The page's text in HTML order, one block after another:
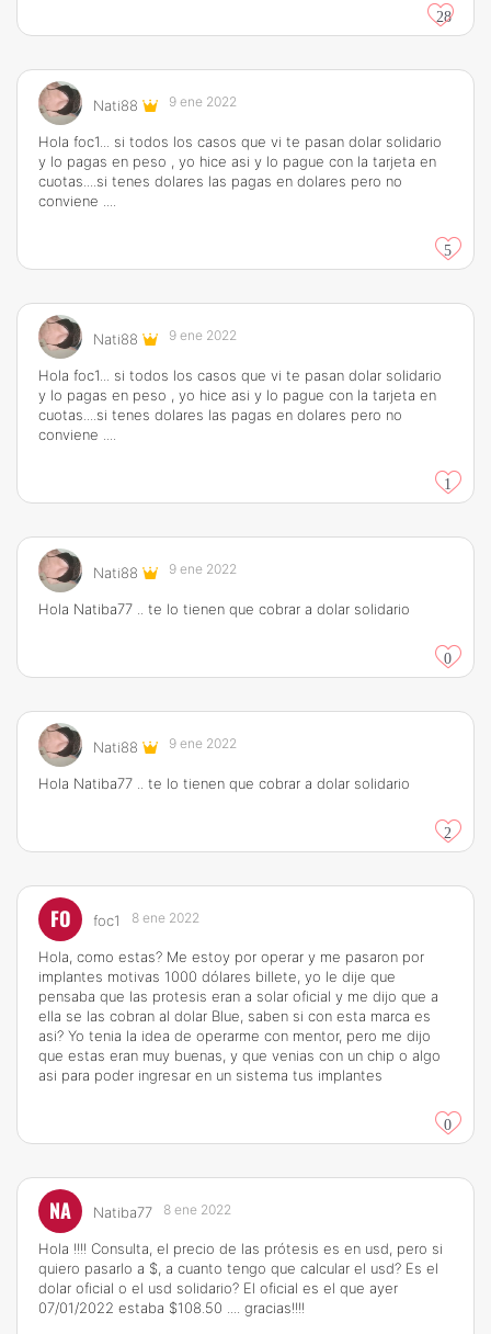
28
Nati88 9 ene 2022
Hola foc1... si todos los casos que vi te pasan dolar solidario
y lo pagas en peso , yo hice asi y lo pague con la tarjeta en
cuotas....si tenes dolares las pagas en dolares pero no
conviene ....
5
Nati88 9 ene 2022
Hola foc1... si todos los casos que vi te pasan dolar solidario
y lo pagas en peso , yo hice asi y lo pague con la tarjeta en
cuotas....si tenes dolares las pagas en dolares pero no
conviene ....
1
Nati88 9 ene 2022
Hola Natiba77 .. te lo tienen que cobrar a dolar solidario
0
Nati88 9 ene 2022
Hola Natiba77 .. te lo tienen que cobrar a dolar solidario
2
FO foc1 8 ene 2022
Hola, como estas? Me estoy por operar y me pasaron por
implantes motivas 1000 dólares billete, yo le dije que
pensaba que las protesis eran a solar oficial y me dijo que a
ella se las cobran al dolar Blue, saben si con esta marca es
asi? Yo tenia la idea de operarme con mentor, pero me dijo
que estas eran muy buenas, y que venias con un chip o algo
asi para poder ingresar en un sistema tus implantes
0
NA Natiba77 8 ene 2022
Hola !!!! Consulta, el precio de las prótesis es en usd, pero si
quiero pasarlo a $, a cuanto tengo que calcular el usd? Es el
dolar oficial o el usd solidario? El oficial es el que ayer
07/01/2022 estaba $108.50 .... gracias!!!!